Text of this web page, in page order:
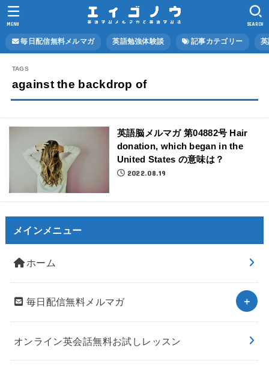
毎日配信無料メルマガ 英語勉強体験談 記事カテゴリー
SEARCH
MENU
against the backdrop of
英語脳メルマガ 第04882号 Hair
donation, which began in the
United States の意味は？
2022.08.19
メインメニュー
ホーム
毎日配信無料メルマガ
オンライン英会話無料お試しレッスン